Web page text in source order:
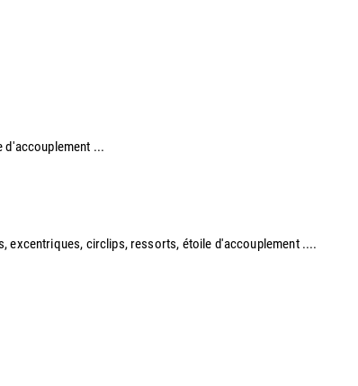
d'accouplement ...​
excentriques, circlips, ressorts, étoile d'accouplement ....​